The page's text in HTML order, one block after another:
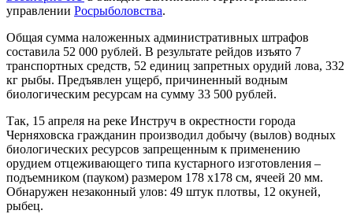
управлении Росрыболовства.
Общая сумма наложенных административных штрафов
составила 52 000 рублей. В результате рейдов изъято 7
транспортных средств, 52 единиц запретных орудий лова, 332
кг рыбы. Предъявлен ущерб, причиненный водным
биологическим ресурсам на сумму 33 500 рублей.
Так, 15 апреля на реке Инструч в окрестности города
Черняховска гражданин производил добычу (вылов) водных
биологических ресурсов запрещенным к применению
орудием отцеживающего типа кустарного изготовления –
подъемником (пауком) размером 178 х178 см, ячеей 20 мм.
Обнаружен незаконный улов: 49 штук плотвы, 12 окуней,
рыбец.